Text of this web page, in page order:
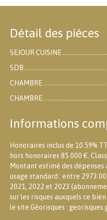
Détail des pièces
SEJOUR CUISINE
SDB
CHAMBRE
CHAMBRE
Informations
Honoraires inclus de 10.59%
hors honoraires 85 000 €.
Montant estimé des dépenses
usage standard : entre
2021, 2022 et 2023
sur les risques auxquels ce
le site Géorisques :